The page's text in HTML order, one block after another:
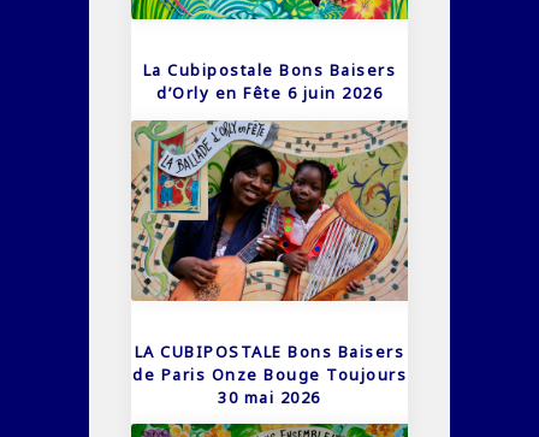
La Cubipostale Bons Baisers
d’Orly en Fête 6 juin 2026
LA CUBIPOSTALE Bons Baisers
de Paris Onze Bouge Toujours
30 mai 2026